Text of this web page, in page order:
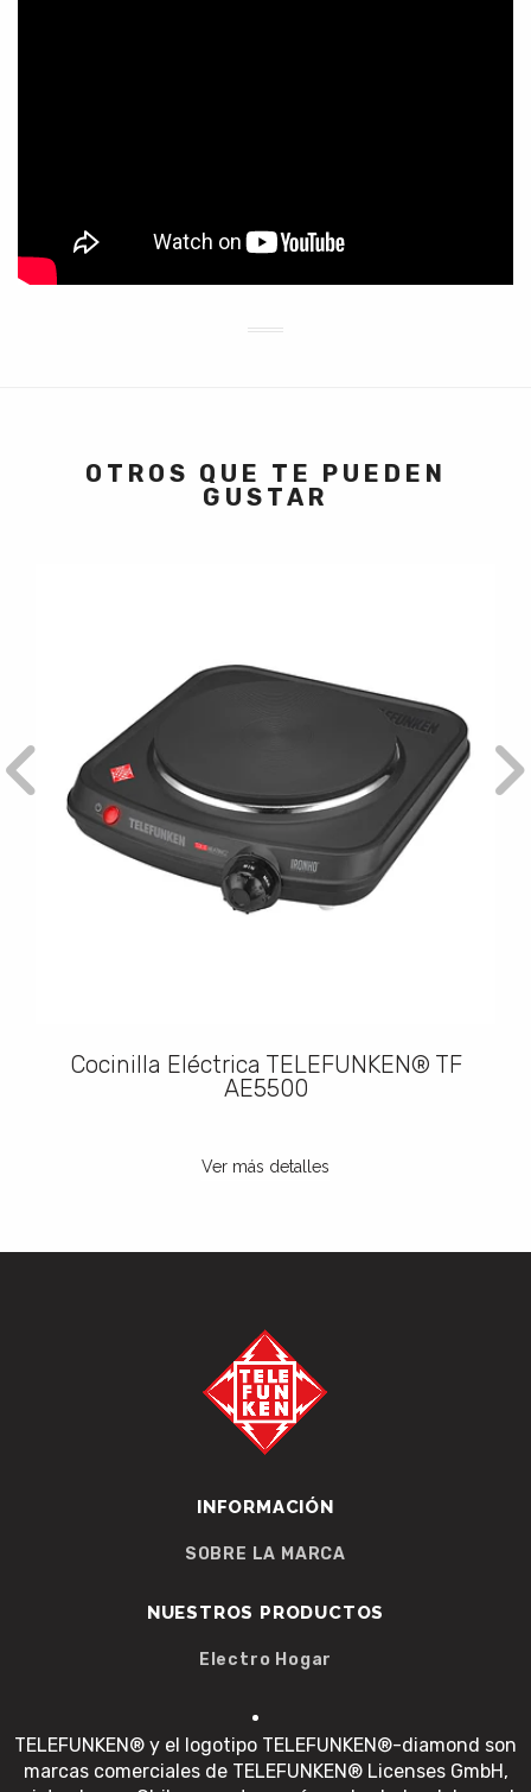
OTROS QUE TE PUEDEN
GUSTAR
Cocinilla Eléctrica TELEFUNKEN® TF
AE5500
Ver más detalles
INFORMACIÓN
SOBRE LA MARCA
NUESTROS PRODUCTOS
Electro Hogar
TELEFUNKEN® y el logotipo TELEFUNKEN®-diamond son
marcas comerciales de TELEFUNKEN® Licenses GmbH,